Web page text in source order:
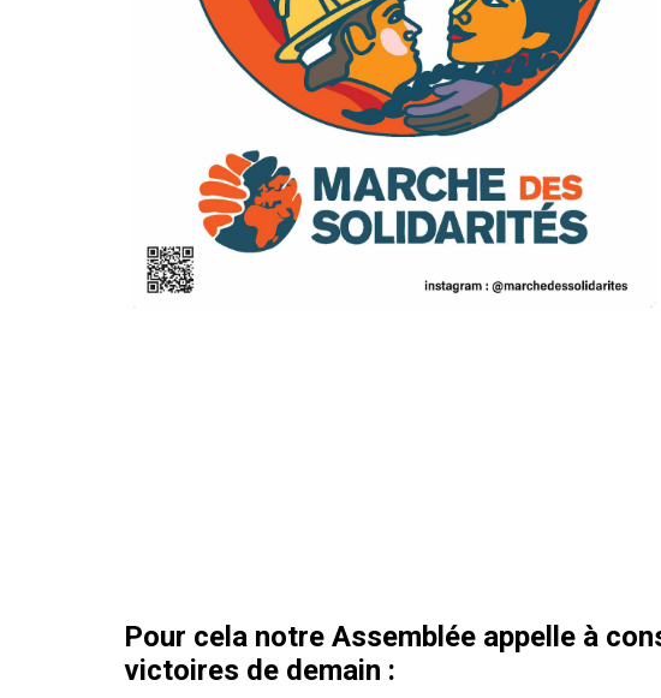
Pour cela notre Assemblée appelle à
victoires de demain :